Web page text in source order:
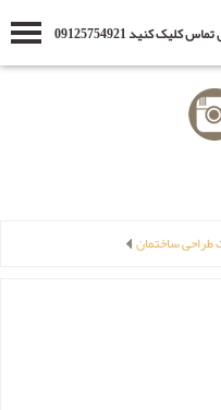
کلیک کنید 09125754921
طراحی ساختمان